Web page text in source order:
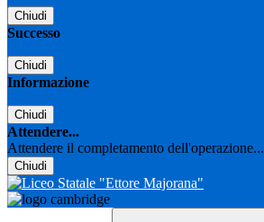
Chiudi
Successo
Chiudi
Informazione
Chiudi
Attendere...
Attendere il completamento dell'operazione...
Chiudi